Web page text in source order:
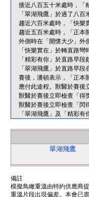
接近八百五十米處時，「
「翠湖飛鷹」於過了八百
趨近六百米處時，「快樂
趨近五百米處時，「正本
外側時在「開懷大少」外
「快樂實在」於轉直路彎
「精彩有你」於直路早段
「翠湖飛鷹」於直路早段
賽後，潘頓表示，「正本
應付此途程。獸醫於賽後
獸醫於賽後立即檢查「得
獸醫於賽後立即檢查「閃
「翠湖飛鷹」及「精彩有
翠湖飛鷹
備註
模擬鳥瞰重溫由特約供應商
重溫片段出現偏差。本會已